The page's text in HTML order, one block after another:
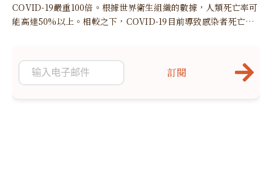
COVID-19嚴重100倍。根據世界衛生組織的數據，人類死亡率可
能高達50%以上。相較之下，COVID-19目前導致感染者死亡的
訂閱